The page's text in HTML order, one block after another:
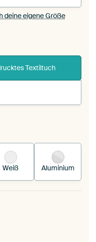
deine eigene Größe
Textiltuch
Textiltuch in
Weiß Aluminium